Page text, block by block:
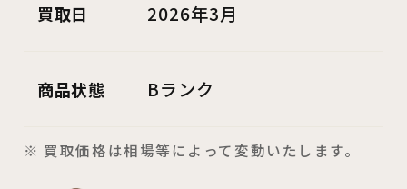
買取日 2026年3月
商品状態 Bランク
※ 買取価格は相場等によって変動いたします。